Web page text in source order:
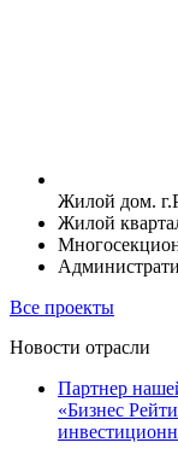
Жилой дом.
Жилой
Все проекты
Новости отрасли
Партнер
«Бизнес